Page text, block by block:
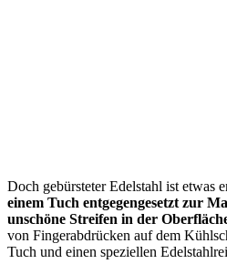
Doch gebürsteter Edelstahl ist etwas
einem Tuch entgegengesetzt zur
unschöne Streifen in der
von Fingerabdrücken auf dem
Tuch und einen speziellen